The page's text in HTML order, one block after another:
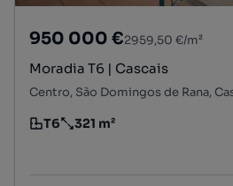
950 000 €2959,50 €/m²
Moradia T6 | Cascais
Centro, São Domingos de Rana,
Tipologia
T6
Preço por metro quadrado
321 m²